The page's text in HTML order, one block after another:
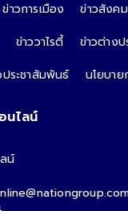
ข่าวการเมือง ข่าวสังคม
ข่าววาไรตี้
ข่าวต่างป
ประชาสัมพันธ์ นโยบาย
ไลน์
น์